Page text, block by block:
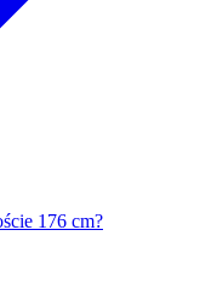
176 cm?